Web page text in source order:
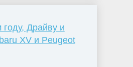
Драйву и
XV и Peugeot